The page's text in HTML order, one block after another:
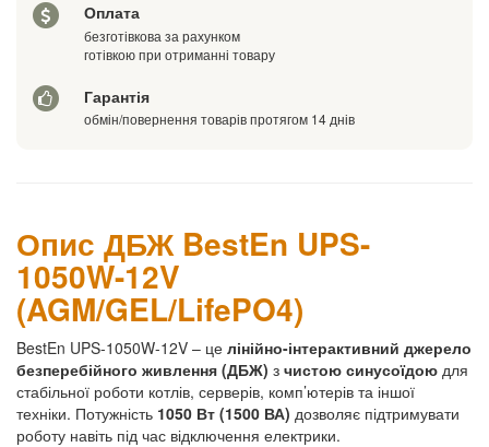
Оплата
безготівкова за рахунком
готівкою при отриманні товару
Гарантія
обмін/повернення товарів протягом 14 днів
Опис ДБЖ BestEn UPS-
1050W-12V
(AGM/GEL/LifePO4)
BestEn UPS-1050W-12V – це лінійно-інтерактивний джерело
безперебійного живлення (ДБЖ) з чистою синусоїдою для
стабільної роботи котлів, серверів, комп’ютерів та іншої
техніки. Потужність 1050 Вт (1500 ВА) дозволяє підтримувати
роботу навіть під час відключення електрики.